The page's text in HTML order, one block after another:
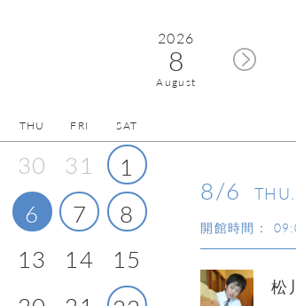
2026
8
August
THU FRI SAT
30 31
1
6 7
8
13 14
15
8/6 THU.
開館時間：
松